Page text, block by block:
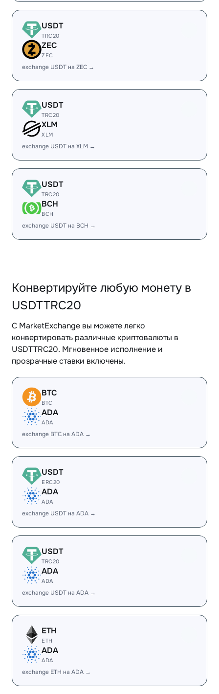
USDT
TRC20
ZEC
ZEC
exchange USDT на ZEC →
USDT
TRC20
XLM
XLM
exchange USDT на XLM →
USDT
TRC20
BCH
BCH
exchange USDT на BCH →
Конвертируйте любую монету в
USDTTRC20
С MarketExchange вы можете легко
конвертировать различные криптовалюты в
USDTTRC20. Мгновенное исполнение и
прозрачные ставки включены.
BTC
BTC
ADA
ADA
exchange BTC на ADA →
USDT
ERC20
ADA
ADA
exchange USDT на ADA →
USDT
TRC20
ADA
ADA
exchange USDT на ADA →
ETH
ETH
ADA
ADA
exchange ETH на ADA →